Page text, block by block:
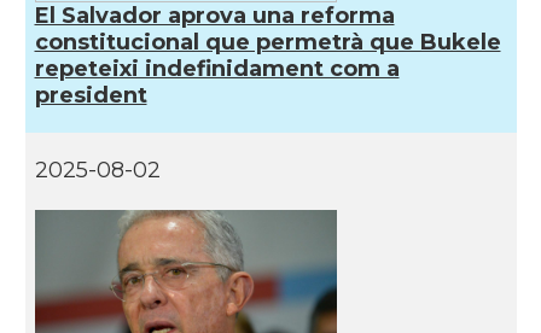
El Salvador aprova una reforma
constitucional que permetrà que Bukele
repeteixi indefinidament com a
president
2025-08-02